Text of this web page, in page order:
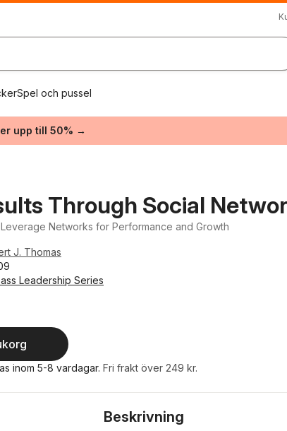
Spel och pussel
upp till 50% →
Through Social
Networks for Performance and Growth
J. Thomas
Leadership Series
inom 5-8 vardagar. Fri frakt över 249 kr.
Beskrivning